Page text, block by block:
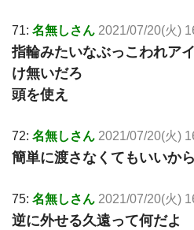
71: 名無しさん 2021/07/20(火)
指輪みたいなぶっこわれア
け無いだろ
頭を使え
72: 名無しさん 2021/07/20(火)
簡単に渡さなくてもいいか
75: 名無しさん 2021/07/20(火)
逆に外せる久遠って何だよ